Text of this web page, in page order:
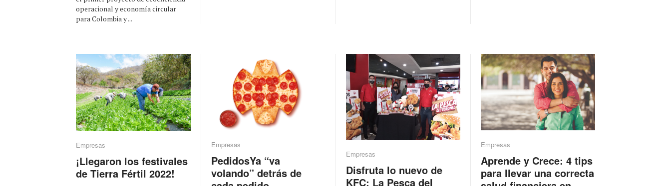
operacional y economía circular
para Colombia y ...
Empresas
¡Llegaron los festivales
de Tierra Fértil 2022!
Empresas
PedidosYa “va
volando” detrás de
Empresas
Disfruta lo nuevo de
KFC: La Pesca del
Empresas
Aprende y Crece: 4 tips
para llevar una correcta